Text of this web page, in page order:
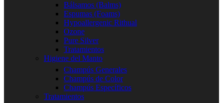
Bálsamos (Balms)
Espumas (Foams)
Hypoallergenic Rithual
Ozone
Pure Silver
Tratamientos
Higiene del Manto
Champús Generales
Champús de Color
Champús Específicos
Tratamientos